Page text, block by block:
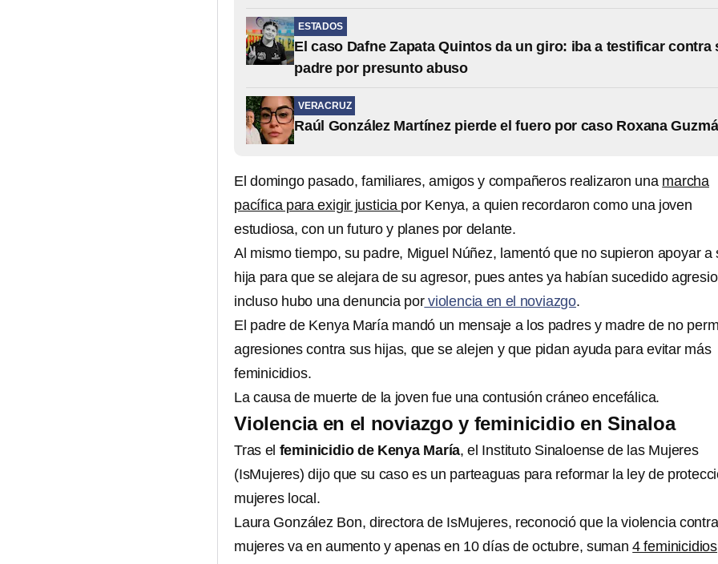
ESTADOS
El caso Dafne Zapata Quintos da un giro: iba a testificar contra
padre por presunto abuso
VERACRUZ
Raúl González Martínez pierde el fuero por caso Roxana
El domingo pasado, familiares, amigos y compañeros realizaron una marcha
pacífica para exigir justicia por Kenya, a quien recordaron como una joven
estudiosa, con un futuro y planes por delante.
Al mismo tiempo, su padre, Miguel Núñez, lamentó que no supieron apoyar a
hija para que se alejara de su agresor, pues antes ya habían sucedido
incluso hubo una denuncia porviolencia en el noviazgo.
El padre de Kenya María mandó un mensaje a los padres y madre de no
agresiones contra sus hijas, que se alejen y que pidan ayuda para evitar más
feminicidios.
La causa de muerte de la joven fue una contusión cráneo encefálica.
Violencia en el noviazgo y feminicidio en Sinaloa
Tras el feminicidio de Kenya María, el Instituto Sinaloense de las Mujeres
(IsMujeres) dijo que su caso es un parteaguas para reformar la ley de
mujeres local.
Laura González Bon, directora de IsMujeres, reconoció que la violencia
mujeres va en aumento y apenas en 10 días de octubre, suman4 feminicidios